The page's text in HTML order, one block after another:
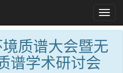
质谱大会暨无
谱学术研讨会
Toggle